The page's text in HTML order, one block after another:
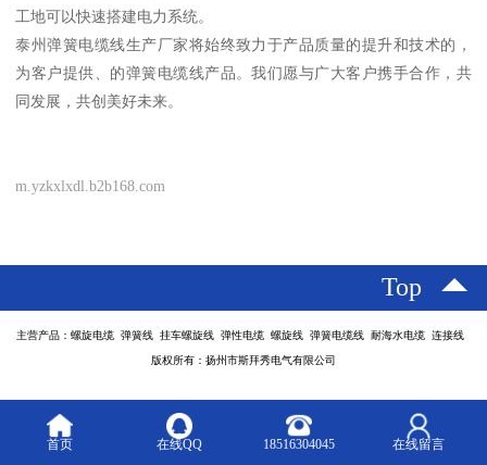
工地可以快速搭建电力系统。
泰州弹簧电缆线生产厂家将始终致力于产品质量的提升和技术的，
为客户提供、的弹簧电缆线产品。我们愿与广大客户携手合作，共
同发展，共创美好未来。
m.yzkxlxdl.b2b168.com
Top
主营产品：螺旋电缆 弹簧线 挂车螺旋线 弹性电缆 螺旋线 弹簧电缆线 耐海水电缆 连接线
版权所有：扬州市斯拜秀电气有限公司
首页 在线QQ 18516304045 在线留言